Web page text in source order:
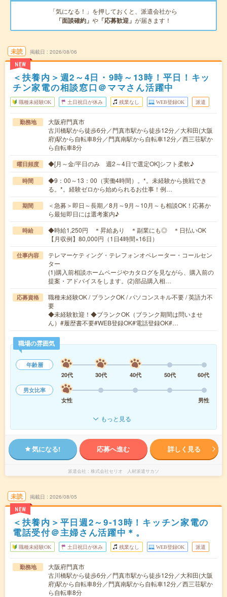
「気になる！」を押しておくと、派遣会社から
「面談確約」 や 「応募歓迎」 が届きます！
未読
NEW
掲載日 2026/08/06
＜扶養内＞週2～4日・9時～13時！平日！キッ
チン家電の相談窓口＠ママさん活躍中
職種未経験OK 土日祝日が休み 残業なし WEB登録OK 派遣
勤務地
大阪府門真市
古川橋駅から徒歩6分／門真市駅から徒歩12分／大和田(大阪
府)駅から自転車8分／門真南駅から自転車12分／西三荘駅か
ら自転車8分
曜日頻度 ◆[月～金/平日のみ 週2～4日で選定OK]シフト柔軟♪
時間
◆9：00～13：00（実働4時間）。*。未経験から挑戦でき
る。*。経験ゼロから始められるお仕事！例…
期間
＜急募＞即日～長期／8月～9月～10月～も相談OK！応募か
ら最短即日には選考案内♪
時給
◆時給1,250円 ＊昇給あり ＊副業にも◎ ＊日払いOK
【月収例】80,000円（1日4時間×16日）
仕事内容
テレマーケティング・テレフォンオペレーター・コールセン
ター
(1)購入前相談ホームページやカタログを見ながら、購入前の
提案・アドバイスをします。(2)部品購入相…
応募資格
職種未経験OK / ブランクOK / パソコンスキル不要 / 英語力不
要
◆未経験歓迎！◆ブランクOK（ブランク期間は問いませ
ん）#履歴書不要#WEB登録OK#電話登録OK#…
職場の雰囲気
年齢層
20代
30代 40代 50代
60代
男女比率
女性
男性
もっと見る
気になる! 応募へ進む 詳しく見る
派遣会社 株式会社セリオ 人材派遣サカソ
未読
NEW
掲載日 2026/08/05
＜扶養内＞平日週2～9-13時！キッチン家電の
電話受付＠主婦さん活躍中＊。
職種未経験OK 土日祝日が休み 残業なし WEB登録OK 派遣
勤務地
大阪府門真市
古川橋駅から徒歩6分／門真市駅から徒歩12分／大和田(大阪
府)駅から自転車8分／門真南駅から自転車12分／西三荘駅か
ら自転車8分